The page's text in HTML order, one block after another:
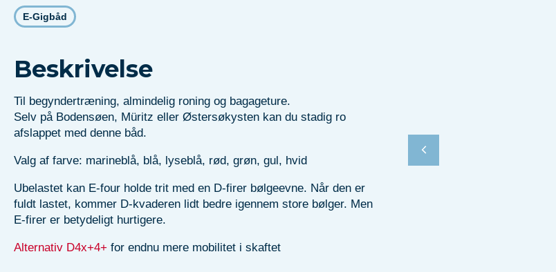
E-Gigbåd
Beskrivelse
Til begyndertræning, almindelig roning og bagageture.
Selv på Bodensøen, Müritz eller Østersøkysten kan du stadig ro
afslappet med denne båd.
Valg af farve: marineblå, blå, lyseblå, rød, grøn, gul, hvid
Ubelastet kan E-four holde trit med en D-firer bølgeevne. Når den er
fuldt lastet, kommer D-kvaderen lidt bedre igennem store bølger. Men
E-firer er betydeligt hurtigere.
Alternativ D4x+4+ for endnu mere mobilitet i skaftet